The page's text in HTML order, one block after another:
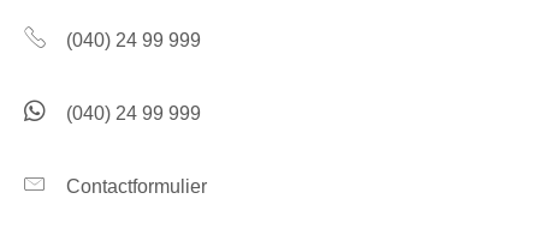
(040) 24 99 999
(040) 24 99 999
Contactformulier